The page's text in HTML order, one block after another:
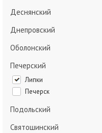
Деснянский
Днепровский
Оболонский
Печерский
Липки
Печерск
Подольский
Святошинский